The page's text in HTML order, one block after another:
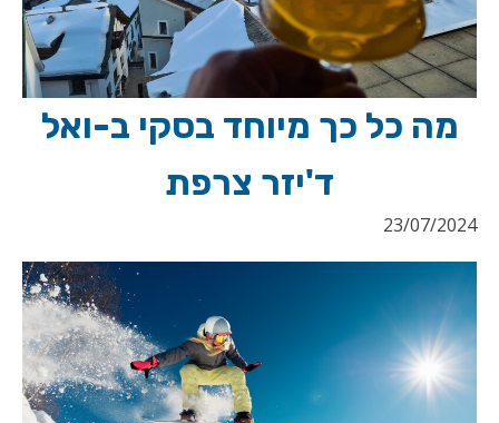
מה כל כך מיוחד בסקי ב-ואל
ד'יזר צרפת
23/07/2024